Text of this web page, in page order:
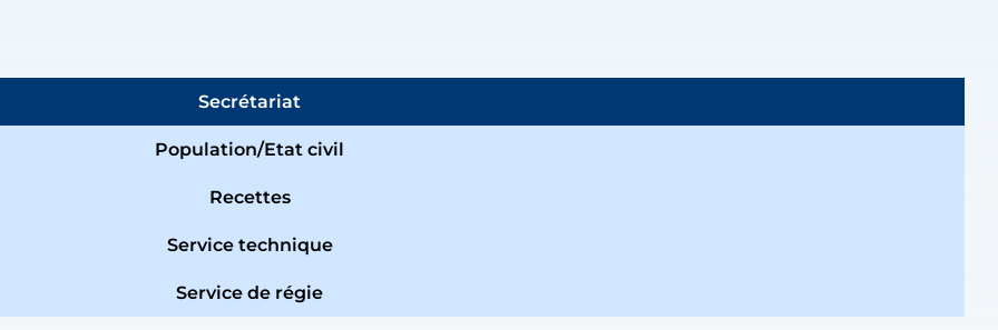
Secrétariat
Population/Etat civil
Recettes
Service technique
Service de régie